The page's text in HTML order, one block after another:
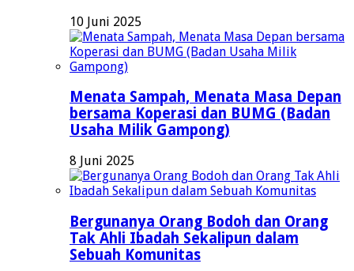
10 Juni 2025
Menata Sampah, Menata Masa Depan
bersama Koperasi dan BUMG (Badan
Usaha Milik Gampong)
8 Juni 2025
Bergunanya Orang Bodoh dan Orang
Tak Ahli Ibadah Sekalipun dalam
Sebuah Komunitas